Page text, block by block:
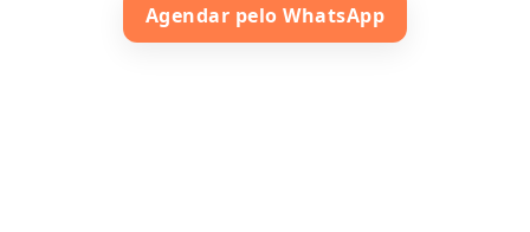
Agendar pelo WhatsApp